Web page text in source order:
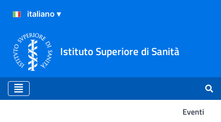
Istituto Superiore di Sanità
Eventi